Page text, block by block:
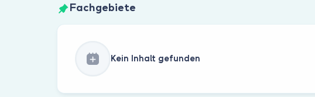
Fachgebiete
Kein Inhalt gefunden